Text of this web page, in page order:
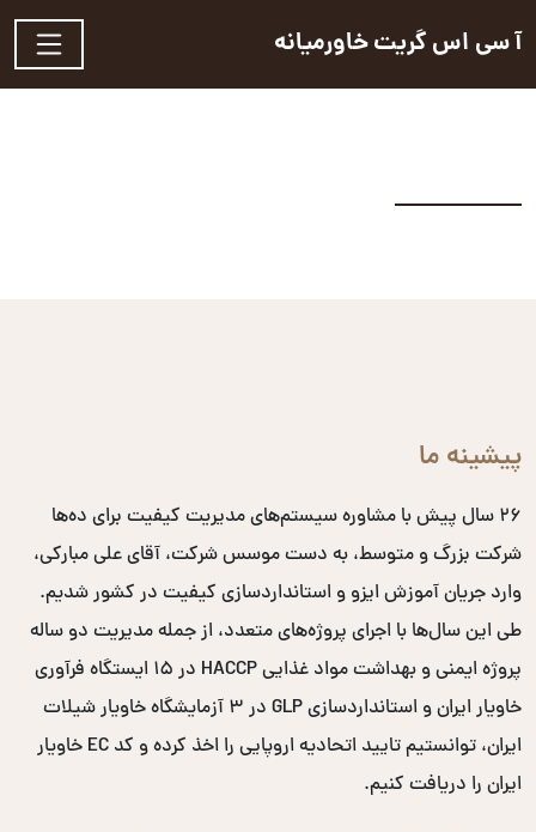
آ سی اس گریت خاورمیانه
پیشینه ما
۲۶ سال پیش با مشاوره سیستم‌های مدیریت کیفیت برای ده‌ها
شرکت بزرگ و متوسط، به دست موسس شرکت، آقای علی مبارکی،
وارد جریان آموزش ایزو و استانداردسازی کیفیت در کشور شدیم.
طی این سال‌ها با اجرای پروژه‌های متعدد، از جمله مدیریت دو ساله
پروژه ایمنی و بهداشت مواد غذایی HACCP در ۱۵ ایستگاه فرآوری
خاویار ایران و استانداردسازی GLP در ۳ آزمایشگاه خاویار شیلات
ایران، توانستیم تایید اتحادیه اروپایی را اخذ کرده و کد EC خاویار
ایران را دریافت کنیم.